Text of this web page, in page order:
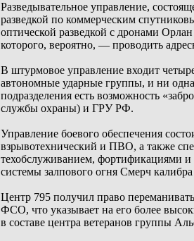
Разведывательное управление,
разведкой по коммерческим
оптической разведкой с дронами
которого, вероятно, — проводить
В штурмовое управление входит
автономные ударные группы, и ни
подразделения есть возможность
службы охраны) и ГРУ РФ.
Управление боевого обеспечения
взрывотехнический и ПВО, а также
техобслуживанием, фортификациями
системы залпового огня Смерч
Центр 795 получил право
ФСО, что указывает на его более
в составе центра ветеранов группы